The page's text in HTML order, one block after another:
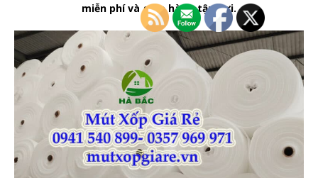
miễn phí và giao hàng tận nơi.